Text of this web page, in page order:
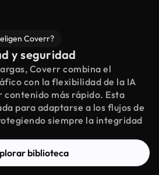
Coverr?
y seguridad
Coverr combina el
con la flexibilidad de la IA
contenido más rápido. Esta
para adaptarse a los flujos de
siempre la integridad
biblioteca